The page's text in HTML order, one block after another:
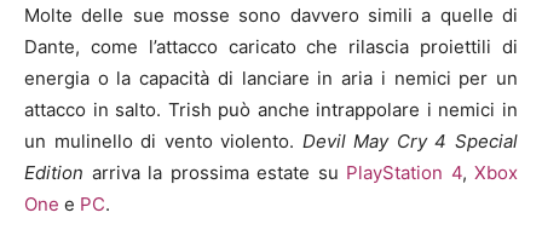
Molte delle sue mosse sono davvero simili a quelle di
Dante, come l’attacco caricato che rilascia proiettili di
energia o la capacità di lanciare in aria i nemici per un
attacco in salto. Trish può anche intrappolare i nemici in
un mulinello di vento violento. Devil May Cry 4 Special
Edition arriva la prossima estate su PlayStation 4, Xbox
One e PC.